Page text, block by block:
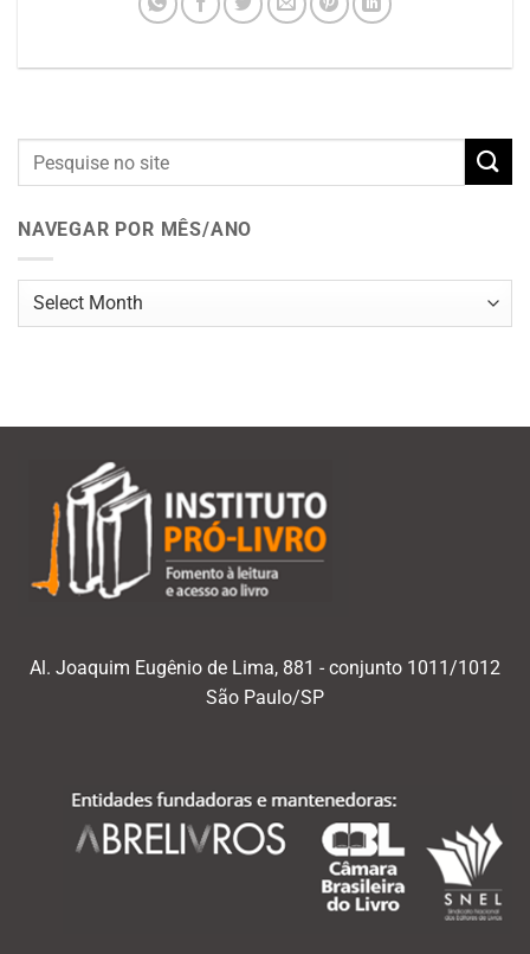
NAVEGAR POR MÊS/ANO
Navegar
Al. Joaquim Eugênio de Lima, 881 - conjunto 1011/1012
São Paulo/SP